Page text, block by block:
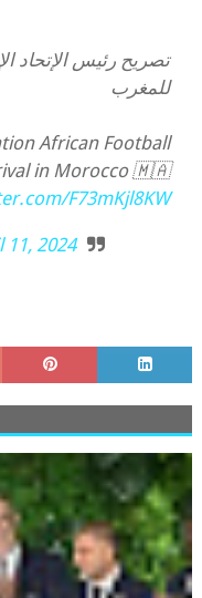
تصريح رئيس الإتحاد
للمغرب
African Football
in Morocco 🇲🇦
F73mKjl8KW
11, 2024